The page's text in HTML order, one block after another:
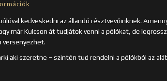
kedveskedni az állandó résztvevőinknek.
már Kulcson át tudjátok venni a pólókat, de
versenyezhet.
aki szeretne – szintén tud rendelni a pólókból az